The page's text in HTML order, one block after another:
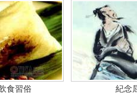
食習俗 紀念